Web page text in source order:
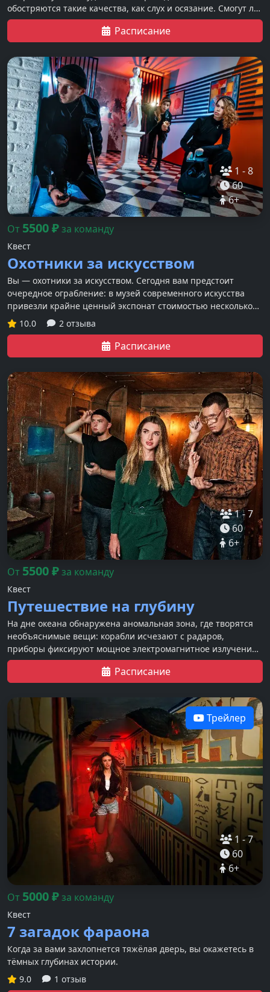
обостряются такие качества, как слух и осязание. Смогут ли
герои с помощью своей интуиции безопасно укрыться в
темноте ужасающих комнат так, чтобы их не смогли найти?
Расписание
1 -8
60
6+
От 5500₽за команду
Квест
Охотники за искусством
Вы — охотники за искусством. Сегодня вам предстоит
очередное ограбление: в музей современного искусства
привезли крайне ценный экспонат стоимостью несколько
миллионов долларов — обойдите все уровни защиты и
выкрадите его.
10.0 2 отзыва
Расписание
1-7
60
6+
От 5500₽за команду
Квест
Путешествие на глубину
На дне океана обнаружена аномальная зона, где творятся
необъяснимые вещи: корабли исчезают с радаров,
приборы фиксируют мощное электромагнитное излучение,
а рыбы ведут себя странно…
Расписание
1 -7
60
6+
Трейлер
От 5000₽за команду
Квест
7 загадок фараона
Когда за вами захлопнется тяжёлая дверь, вы окажетесь в
тёмных глубинах истории.
9.0
1 отзыв